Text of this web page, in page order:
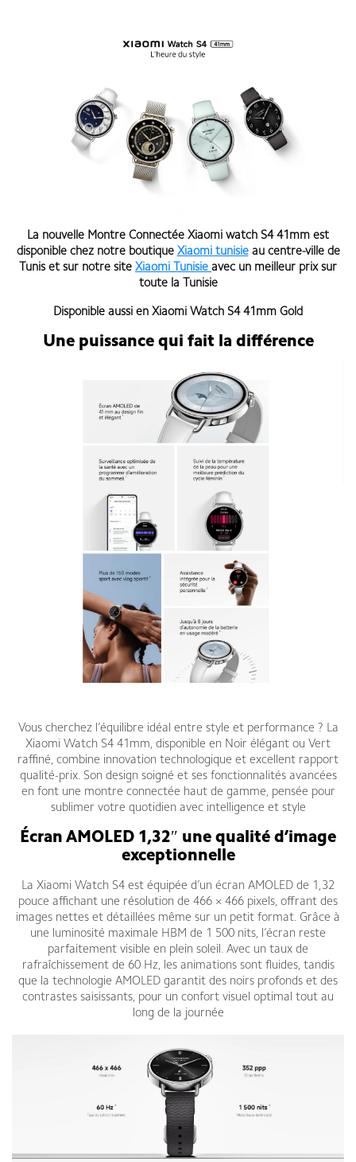
La nouvelle Montre Connectée Xiaomi watch S4 41mm est
disponible chez notre boutique Xiaomi tunisieau centre-ville de
Tunis et sur notre site Xiaomi Tunisie avec un meilleur prix sur
toute la Tunisie
Disponible aussi en Xiaomi Watch S4 41mm Gold
Une puissance qui fait la différence
Vous cherchez l’équilibre idéal entre style et performance ? La
Xiaomi Watch S4 41mm, disponible en Noir élégant ou Vert
raffiné, combine innovation technologique et excellent rapport
qualité-prix. Son design soigné et ses fonctionnalités avancées
en font une montre connectée haut de gamme, pensée pour
sublimer votre quotidien avec intelligence et style
Écran AMOLED 1,32″ une qualité d’image
exceptionnelle
La Xiaomi Watch S4 est équipée d’un écran AMOLED de 1,32
pouce affichant une résolution de 466 × 466 pixels, offrant des
images nettes et détaillées même sur un petit format. Grâce à
une luminosité maximale HBM de 1 500 nits, l’écran reste
parfaitement visible en plein soleil. Avec un taux de
rafraîchissement de 60 Hz, les animations sont fluides, tandis
que la technologie AMOLED garantit des noirs profonds et des
contrastes saisissants, pour un confort visuel optimal tout au
long de la journée